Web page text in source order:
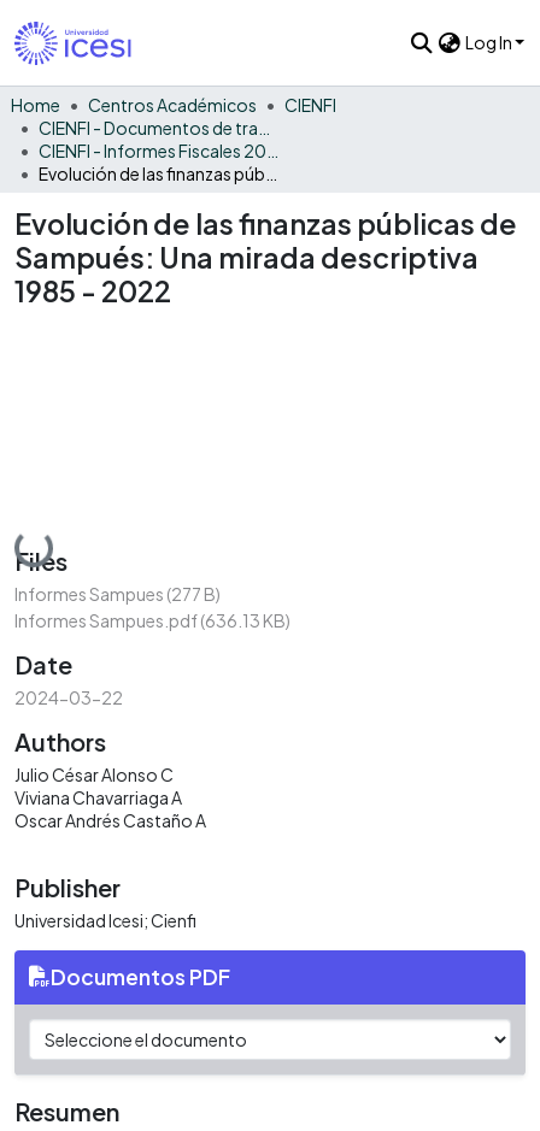
Log In
Home Centros Académicos
CIENFI
Evolución de las finanzas públicas de
Sampués: Una mirada descriptiva
1985 - 2022
Loading...
Files
Informes Sampues (277 B)
Informes Sampues.pdf(636.13 KB)
Date
2024-03-22
Authors
Julio César Alonso C
Viviana Chavarriaga A
Oscar Andrés Castaño A
Publisher
Universidad Icesi; Cienfi
Documentos PDF
Resumen